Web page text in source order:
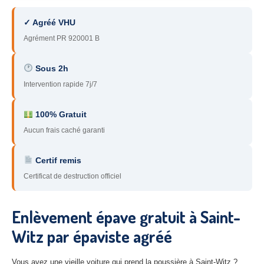
92 – Hauts-de-Seine
94 – Val-de-Marne
91 – Essonne
45– Loiret
28– Eure-et-Loir
✓ Agréé VHU
Agrément PR 920001 B
Sous 2h
Intervention rapide 7j/7
100% Gratuit
Aucun frais caché garanti
Certif remis
Certificat de destruction officiel
Enlèvement épave gratuit à Saint-
Witz par épaviste agréé
Vous avez une vieille voiture qui prend la poussière à Saint-Witz ?